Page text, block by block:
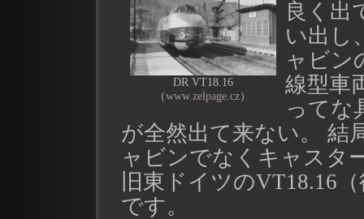
DR VT18.16
（www.zelpage.cz）
良く出
い出し
ャビン
線型車
ってな
が全然出て来ない。 結
ャビンでなくキャスタ
旧東ドイツのVT18.16
です。